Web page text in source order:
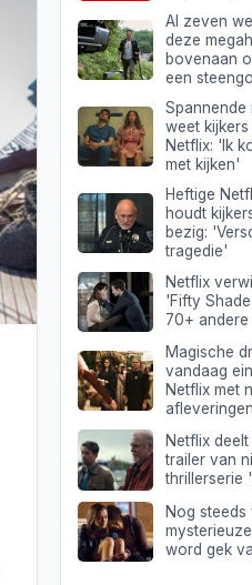
Al zeven
deze
bovenaan
een
Spannende
weet
Netflix: 'Ik
met kijken'
Heftige
houdt
bezig:
tragedie'
Netflix
'Fifty
70+ andere
Magische
vandaag
Netflix met
afleveringen
Netflix
trailer van
thrillerserie
Nog
word gek